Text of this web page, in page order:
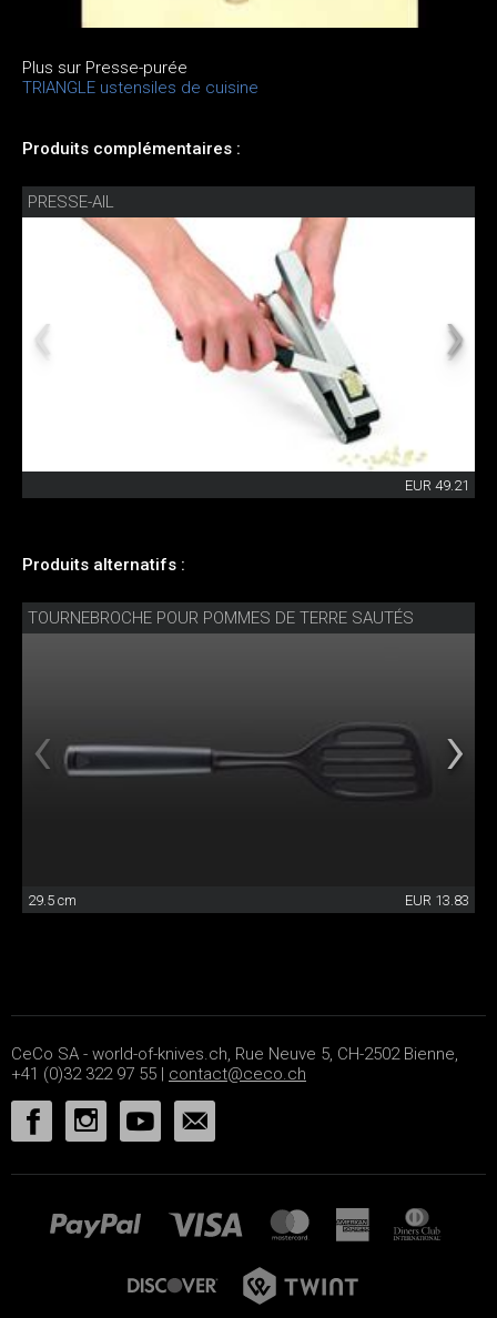
Plus sur Presse-purée
TRIANGLE ustensiles de cuisine
Produits complémentaires :
PRESSE-AIL
EUR 49.21
Produits alternatifs :
TOURNEBROCHE POUR POMMES DE TERRE SAUTÉS
29.5 cm EUR 13.83
CeCo SA - world-of-knives.ch, Rue Neuve 5, CH-2502 Bienne,
+41 (0)32 322 97 55 | contact@ceco.ch